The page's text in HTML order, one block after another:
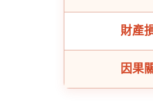
財產
因果